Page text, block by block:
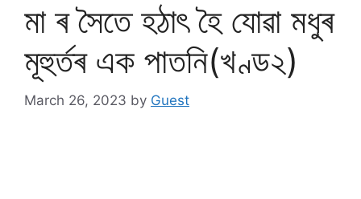
মা ৰ সৈতে হঠাৎ হৈ যোৱা মধুৰ
মূহুৰ্তৰ এক পাতনি(খণ্ড২)
March 26, 2023 by Guest